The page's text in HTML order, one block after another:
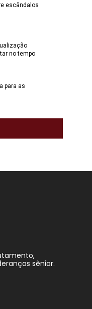
escândalos
no tempo
para as
sênior.